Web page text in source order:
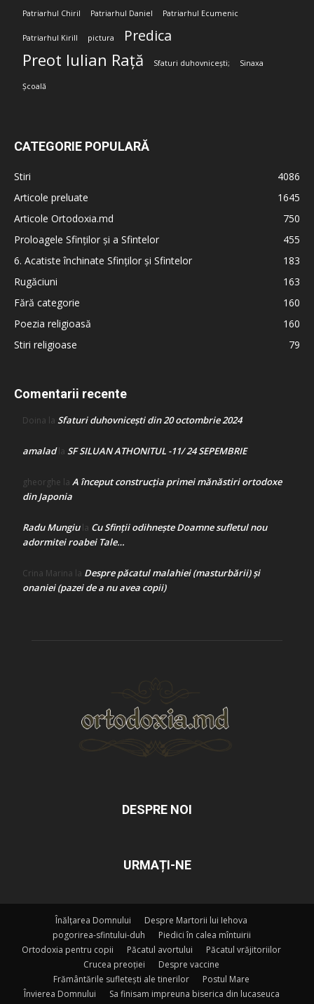
Patriarhul Chiril Patriarhul Daniel Patriarhul Ecumenic
Patriarhul Kirill pictura Predica
Preot Iulian Rață Sfaturi duhovnicești; Sinaxa
Școală
CATEGORIE POPULARĂ
Stiri
4086
Articole preluate
1645
Articole Ortodoxia.md
750
Proloagele Sfinților și a Sfintelor
455
6. Acatiste închinate Sfinților și Sfintelor
183
Rugăciuni
163
Fără categorie
160
Poezia religioasă
160
Stiri religioase
79
Comentarii recente
Doina la Sfaturi duhovnicești din 20 octombrie 2024
amaladla SF SILUAN ATHONITUL -11/ 24 SEPEMBRIE
gheorghe la A început construcţia primei mănăstiri ortodoxe
din Japonia
Radu Mungiula Cu Sfinții odihnește Doamne sufletul nou
adormitei roabei Tale…
Crina Marina la Despre păcatul malahiei (masturbării) şi
onaniei (pazei de a nu avea copii)
DESPRE NOI
URMAȚI-NE
Înălțarea Domnului
Despre Martorii lui Iehova
pogorirea-sfintului-duh
Piedici în calea mîntuirii
Ortodoxia pentru copii
Păcatul avortului
Păcatul vrăjitoriilor
Crucea preoției
Despre vaccine
Frământările sufletești ale tinerilor
Postul Mare
Învierea Domnului
Sa finisam impreuna biserica din lucaseuca